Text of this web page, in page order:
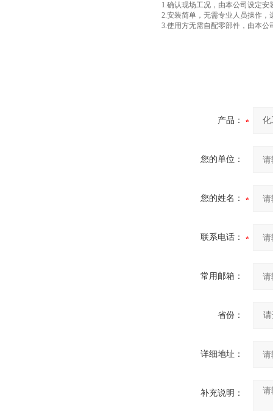
1.确认现场工况，由本公司设定安
2.安装简单，无需专业人员操作，
3.使用方无需自配零部件，由本
产品：
您的单位：
您的姓名：
联系电话：
常用邮箱：
省份：
详细地址：
补充说明：